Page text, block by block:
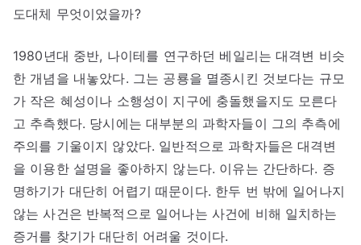
도대체 무엇이었을까?
1980년대 중반, 나이테를 연구하던 베일리는 대격변 비슷
한 개념을 내놓았다. 그는 공룡을 멸종시킨 것보다는 규모
가 작은 혜성이나 소행성이 지구에 충돌했을지도 모른다
고 추측했다. 당시에는 대부분의 과학자들이 그의 추측에
주의를 기울이지 않았다. 일반적으로 과학자들은 대격변
을 이용한 설명을 좋아하지 않는다. 이유는 간단하다. 증
명하기가 대단히 어렵기 때문이다. 한두 번 밖에 일어나지
않는 사건은 반복적으로 일어나는 사건에 비해 일치하는
증거를 찾기가 대단히 어려울 것이다.